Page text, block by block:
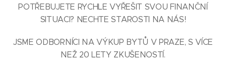
POTŘEBUJETE RYCHLE VYŘEŠIT SVOU FINANČNÍ
SITUACI? NECHTE STAROSTI NA NÁS!
JSME ODBORNÍCI NA VÝKUP BYTŮ V PRAZE, S VÍCE
NEŽ 20 LETY ZKUŠENOSTÍ.